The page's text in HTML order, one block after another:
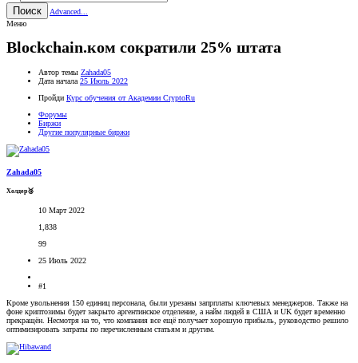
Поиск
Advanced...
Меню
Blockchain.ком сократили 25% штата
Автор темы Zahada05
Дата начала 25 Июль 2022
Пройди Курс обучения от Академии CryptoRu
Форумы
Биржи
Другие популярные биржи
Zahada05
Холдер🥉
10 Март 2022
1,838
99
25 Июль 2022
#1
Кроме увольнения 150 единиц персонала, были урезаны запрплаты ключевых менеджеров. Также на
фоне криптозимы будет закрыто аргентинское отделение, а найм людей в США и UK будет временно
прекращён. Несмотря на то, что компания все ещё получает хорошую прибыль, руководство решило
оптимизировать затраты по перечисленным статьям и другим.